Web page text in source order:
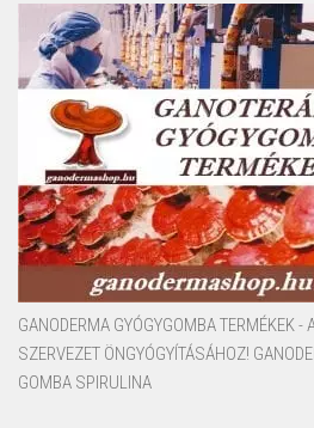
GANODERMA GYÓGYGOMBA TERMÉKEK -
SZERVEZET ÖNGYÓGYÍTÁSÁHOZ!
GOMBA SPIRULINA